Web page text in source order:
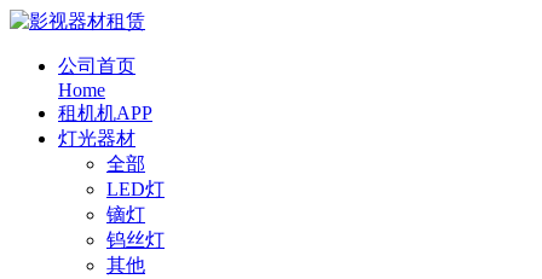
公司首页
Home
租机机APP
灯光器材
全部
LED灯
镝灯
钨丝灯
其他